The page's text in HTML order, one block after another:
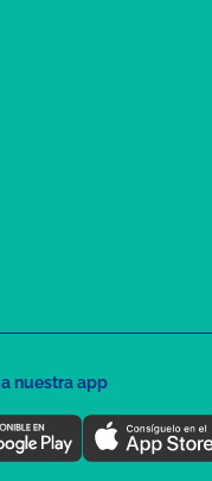
nuestra app